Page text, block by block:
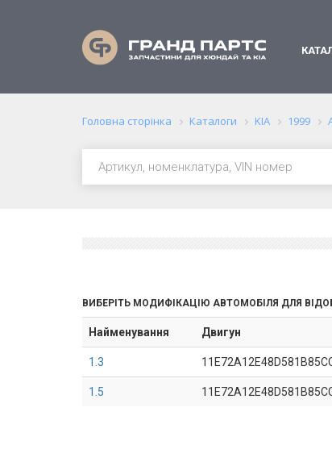
Головна сторінка Каталоги KIA 1999
ВИБЕРІТЬ МОДИФІКАЦІЮ АВТОМОБІЛЯ ДЛЯ
Найменування Двигун
1.3
1.5